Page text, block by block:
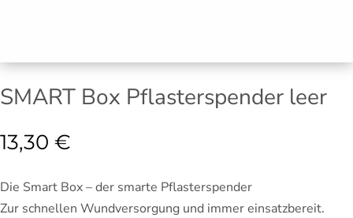
SMART Box Pflasterspender leer
13,30 €
Die Smart Box – der smarte Pflasterspender
Zur schnellen Wundversorgung und immer einsatzbereit.